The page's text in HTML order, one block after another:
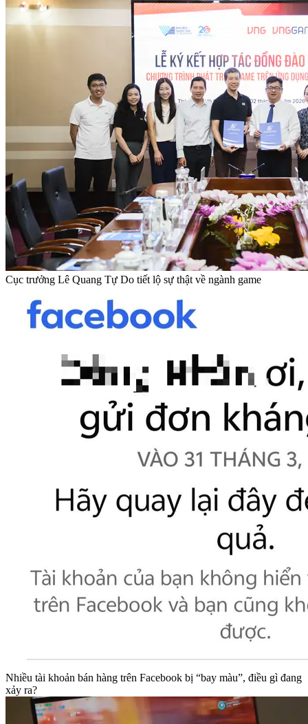
Cục trưởng Lê Quang Tự Do tiết lộ sự thật về ngành game
Nhiều tài khoản bán hàng trên Facebook bị “bay màu”, điều gì đang
xảy ra?